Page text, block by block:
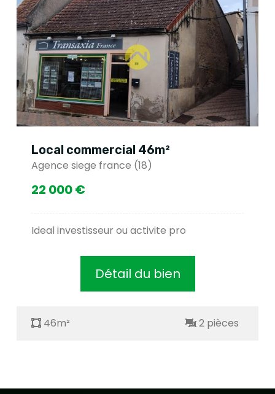
Local commercial 46m²
Agence siege france (18)
22 000 €
Ideal investisseur ou activite pro
Détail du bien
46m² 2 pièces